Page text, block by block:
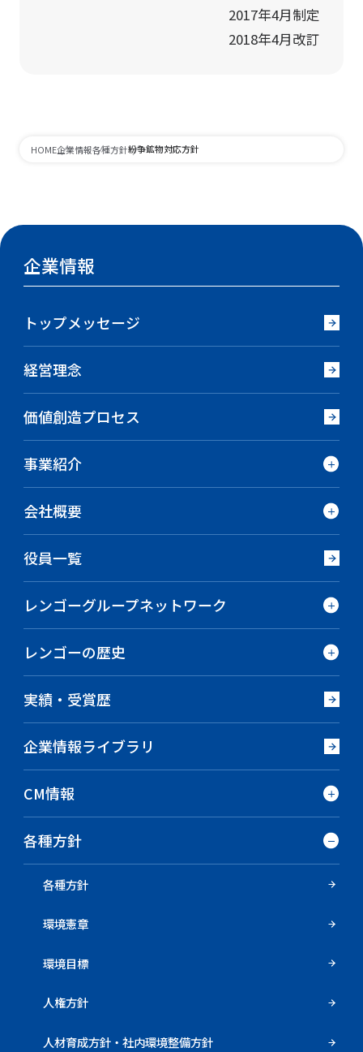
2017年4月制定
2018年4月改訂
HOME企業情報各種方針紛争鉱物対応方針
企業情報
トップメッセージ
経営理念
価値創造プロセス
事業紹介
会社概要
役員一覧
レンゴーグループネットワーク
レンゴーの歴史
実績・受賞歴
企業情報ライブラリ
CM情報
各種方針
各種方針
環境憲章
環境目標
人権方針
人材育成方針・社内環境整備方針